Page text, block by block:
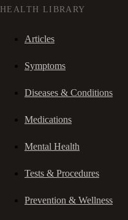
HEALTH LIBRARY
Articles
Symptoms
Diseases & Conditions
Medications
Mental Health
Tests & Procedures
Prevention & Wellness